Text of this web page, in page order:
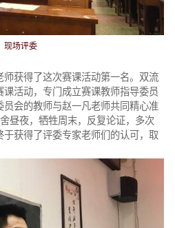
现场评委
师获得了这次赛课活动第一名。双流
活动，专门成立赛课教师指导委员
会的教师与赵一凡老师共同精心准
昼夜，牺牲周末，反复论证，多次
获得了评委专家老师们的认可，取